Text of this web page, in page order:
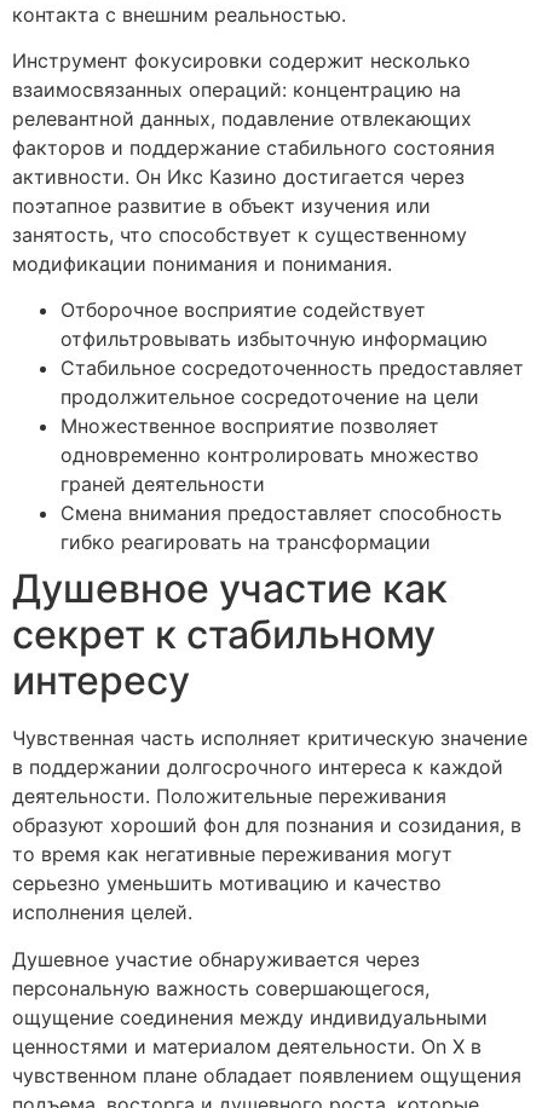
контакта с внешним реальностью.
Инструмент фокусировки содержит несколько
взаимосвязанных операций: концентрацию на
релевантной данных, подавление отвлекающих
факторов и поддержание стабильного состояния
активности. Он Икс Казино достигается через
поэтапное развитие в объект изучения или
занятость, что способствует к существенному
модификации понимания и понимания.
Отборочное восприятие содействует
отфильтровывать избыточную информацию
Стабильное сосредоточенность предоставляет
продолжительное сосредоточение на цели
Множественное восприятие позволяет
одновременно контролировать множество
граней деятельности
Смена внимания предоставляет способность
гибко реагировать на трансформации
Душевное участие как
секрет к стабильному
интересу
Чувственная часть исполняет критическую значение
в поддержании долгосрочного интереса к каждой
деятельности. Положительные переживания
образуют хороший фон для познания и созидания, в
то время как негативные переживания могут
серьезно уменьшить мотивацию и качество
исполнения целей.
Душевное участие обнаруживается через
персональную важность совершающегося,
ощущение соединения между индивидуальными
ценностями и материалом деятельности. On X в
чувственном плане обладает появлением ощущения